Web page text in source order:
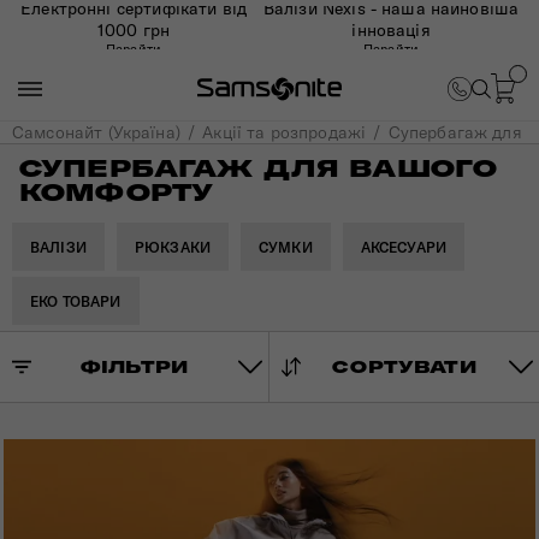
Електронні сертифікати від
1000 грн
Перейти
Валізи Nexis - наша найновіша
інновація
Перейти
Самсонайт (Україна) Акції та розпродажі Супербагаж для
СУПЕРБАГАЖ ДЛЯ ВАШОГО
КОМФОРТУ
ВАЛІЗИ РЮКЗАКИ СУМКИ АКСЕСУАРИ
ЕКО ТОВАРИ
ФІЛЬТРИ СОРТУВАТИ